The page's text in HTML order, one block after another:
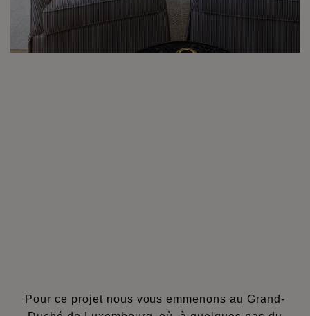
Pour ce projet nous vous emmenons au Grand-